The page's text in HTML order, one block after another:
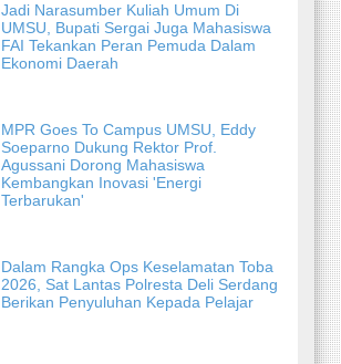
Jadi Narasumber Kuliah Umum Di
UMSU, Bupati Sergai Juga Mahasiswa
FAI Tekankan Peran Pemuda Dalam
Ekonomi Daerah
MPR Goes To Campus UMSU, Eddy
Soeparno Dukung Rektor Prof.
Agussani Dorong Mahasiswa
Kembangkan Inovasi 'Energi
Terbarukan'
Dalam Rangka Ops Keselamatan Toba
2026, Sat Lantas Polresta Deli Serdang
Berikan Penyuluhan Kepada Pelajar